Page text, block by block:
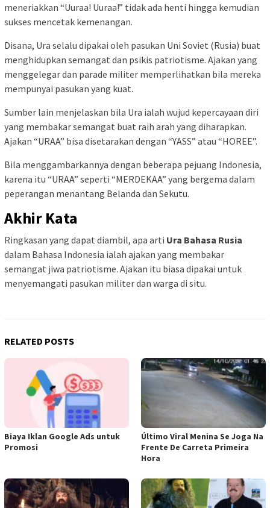
meneriakkan “Uuraa! Uuraa!” tidak ada henti hingga kemudian
sukses mencetak kemenangan.
Disana, Ura selalu dipakai oleh pasukan Uni Soviet (Rusia) buat
menghidupkan semangat dan psikis patriotisme. Ajakan yang
menggelegar dan parade militer memperlihatkan bila mereka
mempunyai pasukan yang kuat.
Sumber lain menjelaskan bila Ura ialah wujud kepercayaan diri
yang membakar semangat buat raih arah yang diharapkan.
Ajakan “URAA” bisa disetarakan dengan “YASS” atau “HOREE”.
Bila menggambarkannya dengan beberapa pejuang Indonesia,
karena itu “URAA” seperti “MERDEKAA” yang bergema dalam
peperangan menantang Belanda dan Sekutu.
Akhir Kata
Ringkasan yang dapat diambil, apa arti Ura Bahasa Rusia
dalam Bahasa Indonesia ialah ajakan yang membakar
semangat jiwa patriotisme. Ajakan itu biasa dipakai untuk
menyemangati pasukan militer dan warga di situ.
RELATED POSTS
Biaya Iklan Google Ads untuk
Promosi
Último Viral Menina Se Joga Na
Frente De Carreta Primeira
Hora